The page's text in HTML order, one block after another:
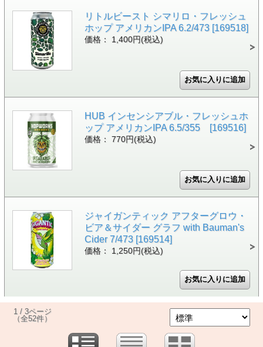
リトルビースト シマリロ・フレッシュ
ホップ アメリカンIPA 6.2/473 [169518]
価格： 1,400円(税込)
HUB インセンシアブル・フレッシュホ
ップ アメリカンIPA 6.5/355 [169516]
価格： 770円(税込)
ジャイガンティック アフターグロウ・
ビア＆サイダー グラフ with Bauman's
Cider 7/473 [169514]
価格： 1,250円(税込)
1 / 3ページ
（全52件）